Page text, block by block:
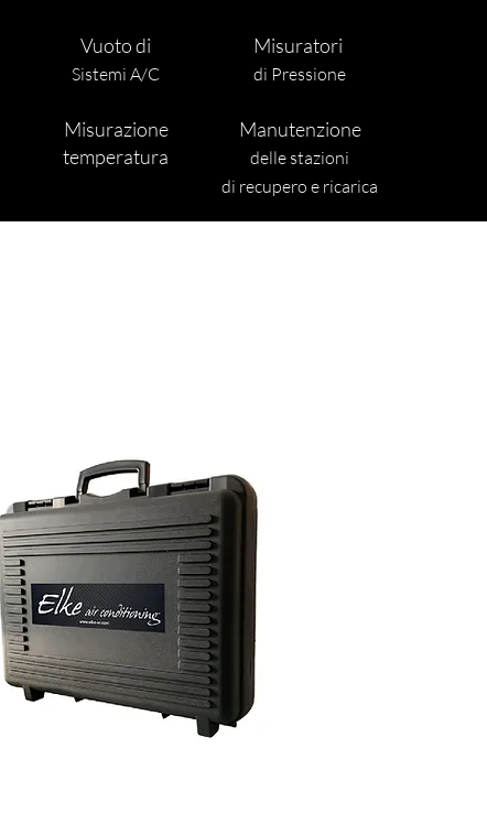
Vuoto di
Sistemi A/C
Misurazione
temperatura
Misuratori
di Pressione
Manutenzione
delle stazioni
di recupero e ricarica